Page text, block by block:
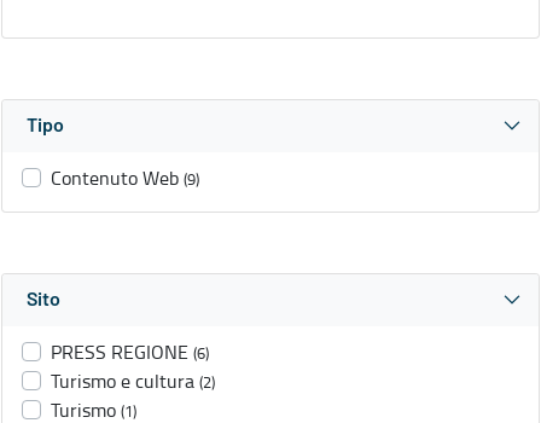
Tipo
Contenuto Web (9)
Sito
PRESS REGIONE (6)
Turismo e cultura (2)
Turismo (1)